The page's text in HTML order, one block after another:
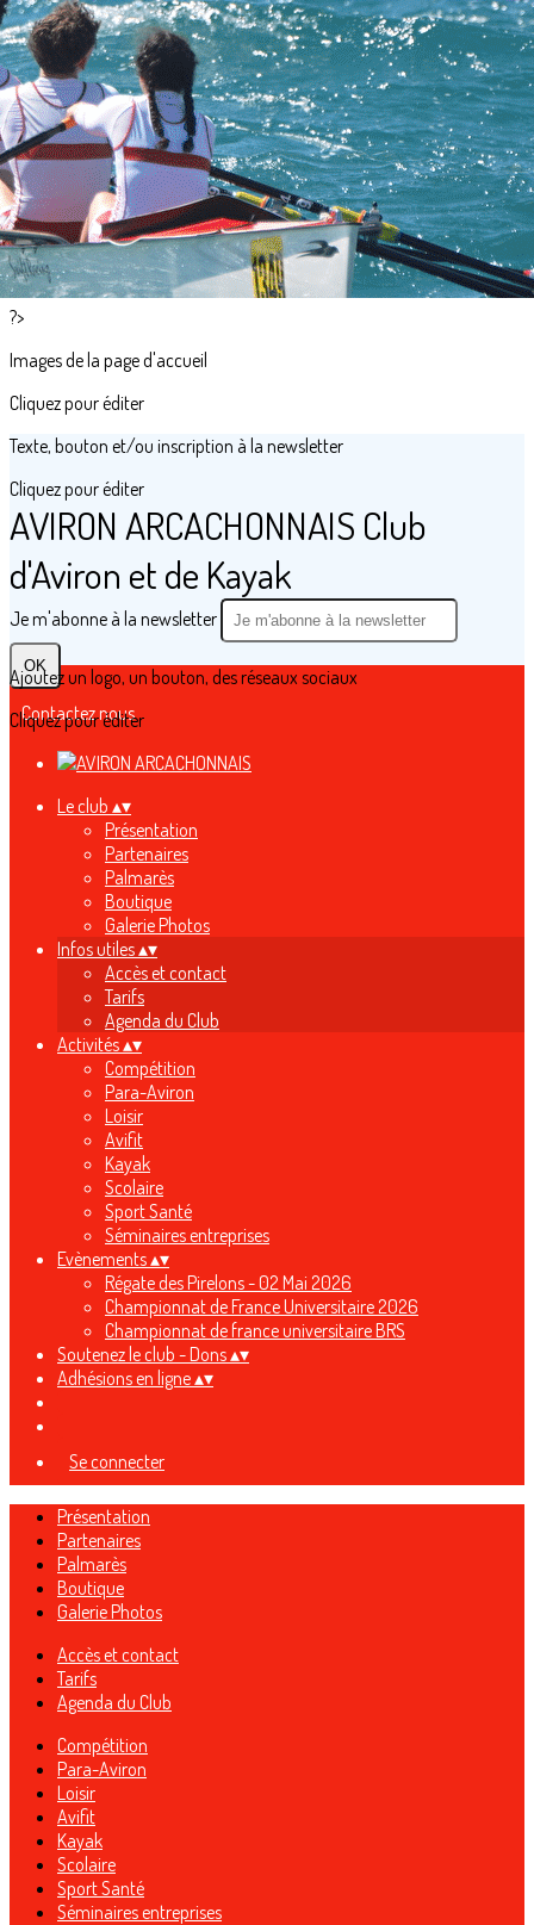
Exporter les lignes sélectionnées
Exporter toutes les colonnes
Exporter uniquement les colonnes affichées
Menu
<
>
Accès et contact
Tarifs
Agenda du Club
?>
Images de la page d'accueil
Cliquez pour éditer
Texte, bouton et/ou inscription à la newsletter
Cliquez pour éditer
AVIRON ARCACHONNAIS Club
d'Aviron et de Kayak
Je m'abonne à la newsletter
OK
Contactez nous
Ajoutez un logo, un bouton, des réseaux sociaux
Cliquez pour éditer
Le club ▴▾
Présentation
Partenaires
Palmarès
Boutique
Galerie Photos
Infos utiles▴▾
Accès et contact
Tarifs
Agenda du Club
Activités▴▾
Compétition
Para-Aviron
Loisir
Avifit
Kayak
Scolaire
Sport Santé
Séminaires entreprises
Evènements▴▾
Régate des Pirelons - 02 Mai 2026
Championnat de France Universitaire 2026
Championnat de france universitaire BRS
Soutenez le club - Dons▴▾
Adhésions en ligne▴▾
Se connecter
Présentation
Partenaires
Palmarès
Boutique
Galerie Photos
Accès et contact
Tarifs
Agenda du Club
Compétition
Para-Aviron
Loisir
Avifit
Kayak
Scolaire
Sport Santé
Séminaires entreprises